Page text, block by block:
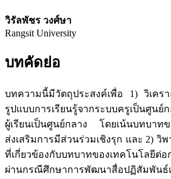
วิรัลพัชร วงศ์ษา
Rangsit University
บทคัดย่อ
บทความนี้มีวัตถุประสงค์เพื่อ 1) วิเครา
รูปแบบการเรียนรู้จากระบบครูเป็นศูนย์
ผู้เรียนเป็นศูนย์กลาง โดยเน้นบทบาท
ส่งเสริมการมีส่วนร่วมเชิงรุก และ 2)
ที่เกี่ยวข้องกับบทบาทของเทคโนโลยีต่อ
ผ่านกรณีศึกษาการพัฒนาสื่อปฏิสัมพันธ์เ